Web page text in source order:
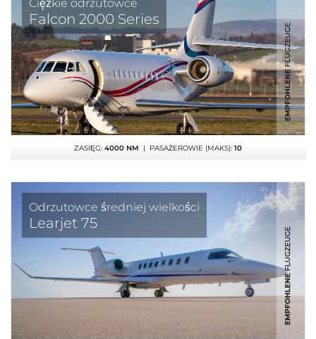
Ciężkie odrzutowce
Falcon 2000 Series
ZASIĘG: 4000 NM | PASAŻEROWIE (MAKS): 10
Odrzutowce średniej wielkości
Learjet 75